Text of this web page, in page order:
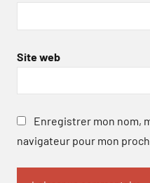
Site web
Enregistrer mon nom,
navigateur pour mon